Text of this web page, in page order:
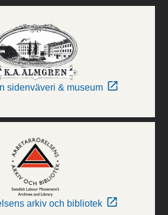
sidenväveri & museum
arkiv och bibliotek